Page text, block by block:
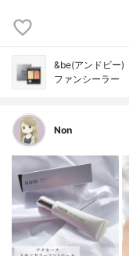
&be(アンドビー)
ファンシーラー
Non